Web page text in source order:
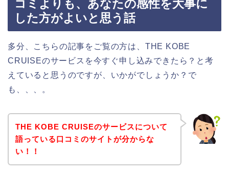
コミよりも、あなたの感性を大事に
した方がよいと思う話
多分、こちらの記事をご覧の方は、THE KOBE
CRUISEのサービスを今すぐ申し込みできたら？と考
えていると思うのですが、いかがでしょうか？で
も、、、。
THE KOBE CRUISEのサービスについて
語っている口コミのサイトが分からな
い！！